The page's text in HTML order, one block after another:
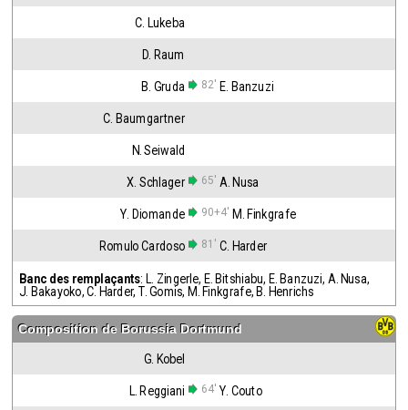
C. Lukeba
D. Raum
B. Gruda 82' E. Banzuzi
C. Baumgartner
N. Seiwald
X. Schlager 65' A. Nusa
Y. Diomande 90+4' M. Finkgrafe
Romulo Cardoso 81' C. Harder
Banc des remplaçants: L. Zingerle, E. Bitshiabu, E. Banzuzi, A. Nusa,
J. Bakayoko,C. Harder, T. Gomis, M. Finkgrafe, B. Henrichs
Composition de Borussia Dortmund
G. Kobel
L. Reggiani 64' Y. Couto